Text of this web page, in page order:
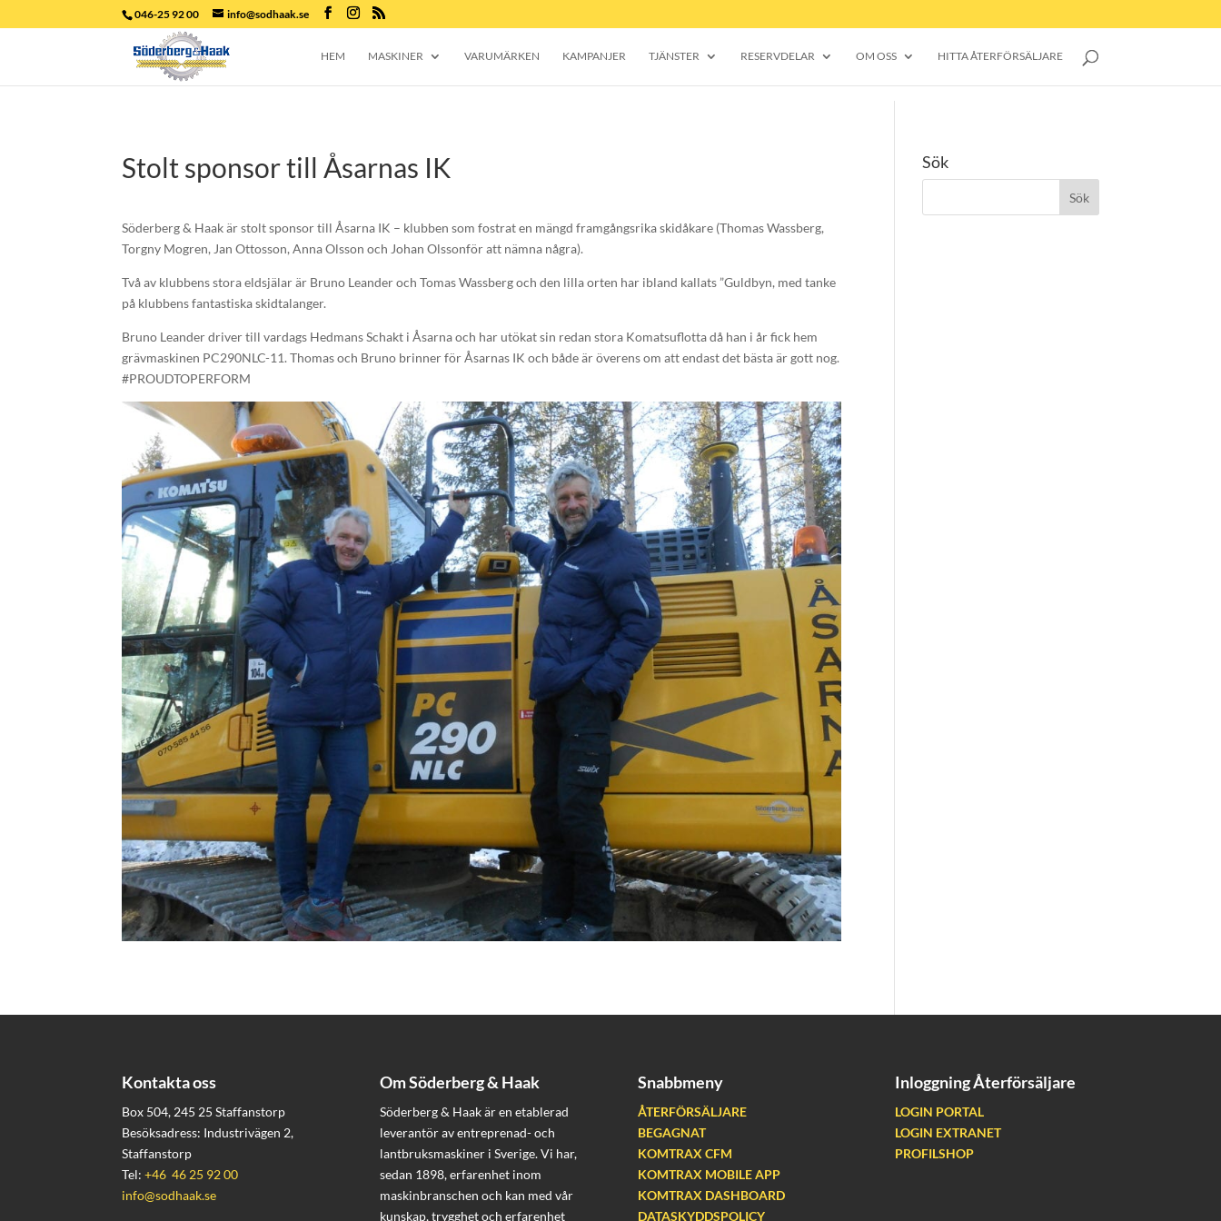
046-25 92 00 info@sodhaak.se
HEM MASKINER VARUMÄRKEN KAMPANJER TJÄNSTER RESERVDELAR OM OSS HITTA ÅTERFÖRSÄLJARE
Stolt sponsor till Åsarnas IK
Söderberg & Haak är stolt sponsor till Åsarna IK – klubben som fostrat en mängd framgångsrika skidåkare (Thomas Wassberg,
Torgny Mogren, Jan Ottosson, Anna Olsson och Johan Olssonför att nämna några).
Två av klubbens stora eldsjälar är Bruno Leander och Tomas Wassberg och den lilla orten har ibland kallats ”Guldbyn, med tanke
på klubbens fantastiska skidtalanger.
Bruno Leander driver till vardags Hedmans Schakt i Åsarna och har utökat sin redan stora Komatsuflotta då han i år fick hem
grävmaskinen PC290NLC-11. Thomas och Bruno brinner för Åsarnas IK och både är överens om att endast det bästa är gott nog.
#PROUDTOPERFORM
Sök
Kontakta oss
Box 504, 245 25 Staffanstorp
Besöksadress: Industrivägen 2,
Staffanstorp
Tel:+46 46 25 92 00
info@sodhaak.se
Om Söderberg & Haak
Söderberg & Haak är en etablerad
leverantör av entreprenad- och
lantbruksmaskiner i Sverige. Vi har,
sedan 1898, erfarenhet inom
maskinbranschen och kan med vår
kunskap, trygghet och erfarenhet
Snabbmeny
ÅTERFÖRSÄLJARE
BEGAGNAT
KOMTRAX CFM
KOMTRAX MOBILE APP
KOMTRAX DASHBOARD
DATASKYDDSPOLICY
Inloggning Återförsäljare
LOGIN PORTAL
LOGIN EXTRANET
PROFILSHOP